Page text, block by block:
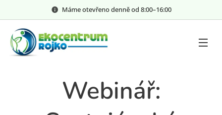
Máme otevřeno denně od 8:00–⁠⁠⁠⁠⁠16:00
Webinář: